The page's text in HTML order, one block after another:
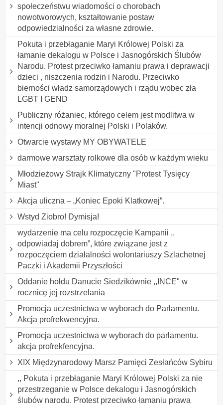
społeczeństwu wiadomości o chorobach
nowotworowych, kształtowanie postaw
odpowiedzialności za własne zdrowie.
Pokuta i przebłaganie Maryi Królowej Polski za
łamanie dekalogu w Polsce i Jasnogórskich Ślubów
Narodu. Protest przeciwko łamaniu prawa i deprawacji
dzieci , niszczenia rodzin i Narodu. Przeciwko
bierności władz samorządowych i rządu wobec zła
LGBT I GEND
Publiczny różaniec, którego celem jest modlitwa w
intencji odnowy moralnej Polski i Polaków.
Otwarcie wystawy MY OBYWATELE
darmowe warsztaty rolkowe dla osób w każdym wieku
Młodzieżowy Strajk Klimatyczny "Protest Tysięcy
Miast"
Akcja uliczna – „Koniec Epoki Klatkowej”.
Wstyd Ziobro! Dymisja!
wydarzenie ma celu rozpoczęcie Kampanii ,,
odpowiadaj dobrem”, które związane jest z
rozpoczęciem działalności wolontariuszy Szlachetnej
Paczki i Akademii Przyszłości
Oddanie hołdu Danucie Siedzikównie ,,INCE" w
rocznicę jej rozstrzelania
Promocja uczestnictwa w wyborach do Parlamentu.
Akcja profrekwencyjna.
Promocja uczestnictwa w wyborach do parlamentu.
akcja profrekfencyjna.
XIX Międzynarodowy Marsz Pamięci Zesłańców Sybiru
,, Pokuta i przebłaganie Maryi Królowej Polski za nie
przestrzeganie w Polsce dekalogu i Jasnogórskich
ślubów narodu. Protest przeciwko łamaniu prawa